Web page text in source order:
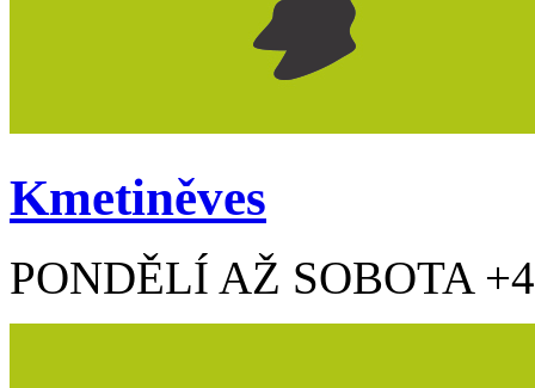
Kmetiněves
PONDĚLÍ AŽ SOBOTA